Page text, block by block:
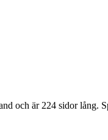
och är 224 sidor lång.